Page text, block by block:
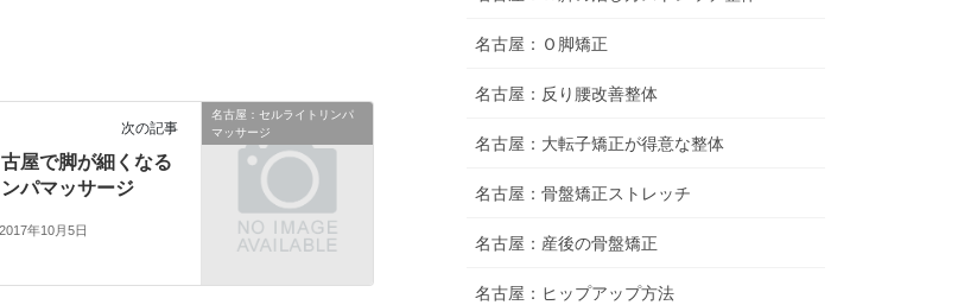
名古屋：セルライトリンパ
マッサージ
次の記事
屋で脚が細くなる
ンパマッサージ
2017年10月5日
名古屋：Ｏ脚矯正
名古屋：反り腰改善整体
名古屋：大転子矯正が得意な整体
名古屋：骨盤矯正ストレッチ
名古屋：産後の骨盤矯正
名古屋：ヒップアップ方法